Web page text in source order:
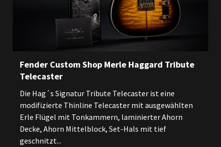
Fender Custom Shop Merle Haggard Tribute
Telecaster
Die Hag´s Signatur Tribute Telecaster ist eine
modifizierte Thinline Telecaster mit ausgewählten
Erle Flügel mit Tonkammern, laminierter Ahorn
Decke, Ahorn Mittelblock, Set-Hals mit tief
geschnitzt...